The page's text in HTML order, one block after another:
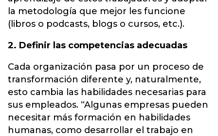
la metodología que mejor les funcione
(libros o podcasts, blogs o cursos, etc.).
2. Definir las competencias adecuadas
Cada organización pasa por un proceso de
transformación diferente y, naturalmente,
esto cambia las habilidades necesarias para
sus empleados. “Algunas empresas pueden
necesitar más formación en habilidades
humanas, como desarrollar el trabajo en